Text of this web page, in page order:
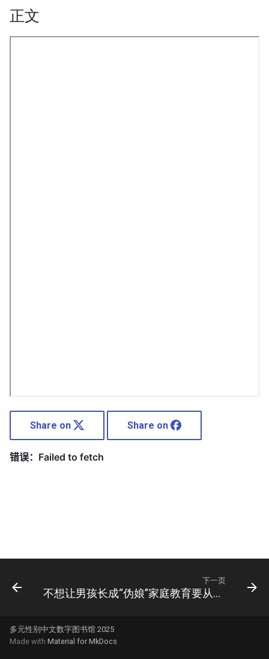
正文
Share on Share on
下一页
不想让男孩长成“伪娘”家庭教育要从娃娃抓起_晚报
多元性别中文数字图书馆 2025
Made with Material for MkDocs